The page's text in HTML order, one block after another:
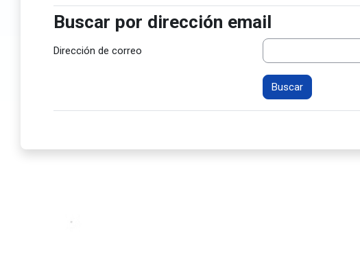
Buscar por dirección email
Buscar por dirección email
Dirección de correo